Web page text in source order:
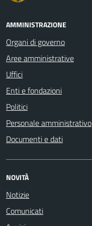
AMMINISTRAZIONE
Organi di governo
Aree amministrative
Uffici
Enti e fondazioni
Politici
Personale amministrativo
Documenti e dati
NOVITÀ
Notizie
Comunicati